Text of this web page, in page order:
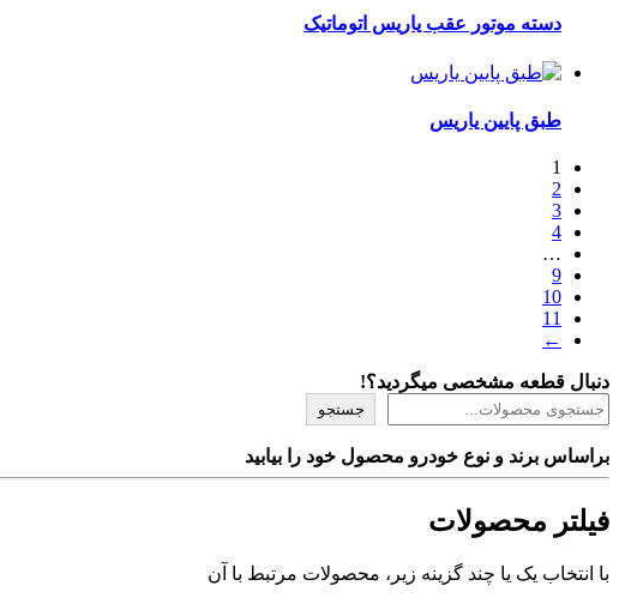
دسته موتور عقب یاریس اتوماتیک
طبق پایین یاریس
1
2
3
4
…
9
10
11
←
دنبال قطعه مشخصی میگردید؟!
جستجو
براساس برند و نوع خودرو محصول خود را بیابید
فیلتر محصولات
با انتخاب یک یا چند گزینه زیر، محصولات مرتبط با آن